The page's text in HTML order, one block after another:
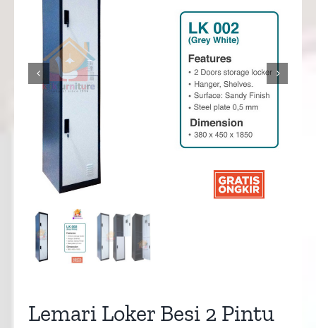
 
Lemari Loker Besi 2 Pintu